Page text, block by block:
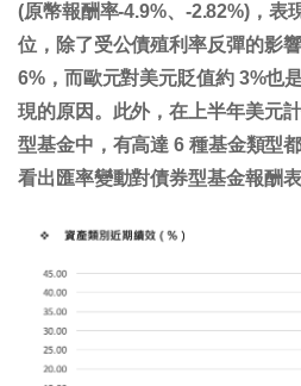
(原幣報酬率-4.9%、-2.82%)，表
位，除了受公債殖利率反彈的影
6%，而歐元對美元貶值約 3%也
現的原因。此外，在上半年美元
型基金中，有高達 6 種基金類型
看出匯率變動對債券型基金報酬